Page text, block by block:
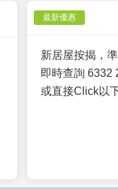
最新優惠
新居屋按揭，
即時查詢 6332
或直接Click以